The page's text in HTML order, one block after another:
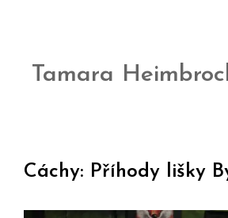
Tamara
Cáchy: Příhody lišky